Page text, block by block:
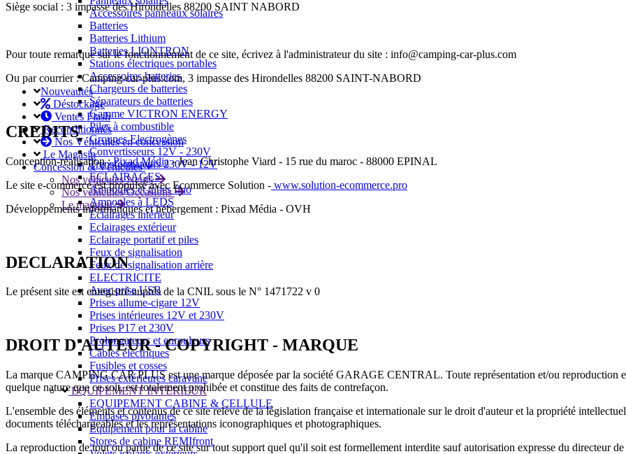
Accessoires panneaux solaires
Batteries
Batteries Lithium
Batteries LIONTRON
Stations électriques portables
Accessoires batteries
Chargeurs de batteries
Séparateurs de batteries
Gamme VICTRON ENERGY
Piles à combustible
Groupes Electrogènes
Convertisseurs 12V - 230V
Transformateurs 230V - 12V
ECLAIRAGES
Ampoules et tubes fluo
Ampoules à LEDS
Eclairages intérieur
Eclairages extérieur
Eclairage portatif et piles
Feux de signalisation
Feux de signalisation arrière
ELECTRICITE
Avec prise USB
Prises allume-cigare 12V
Prises intérieures 12V et 230V
Prises P17 et 230V
Prolongateurs et enrouleurs
Câbles électriques
Fusibles et cosses
Prises extérieures caravane
EQUIPEMENT INTERIEUR
EQUIPEMENT CABINE & CELLULE
Embases pivotantes
Equipement pour la cabine
Stores de cabine REMIfront
Nouveautés
Déstockage
Ventes Flash
Reconditionnés
Nos Véhicules en concession
Le Magasin
Concession & Véhicules
Nos véhicules Neufs
Nos véhicules Occasions
Le magasin
Siège social : 3 impasse des Hirondelles 88200 SAINT NABORD
Pour toute remarque sur le fonctionnement de ce site, écrivez à l'administrateur du site : info@camping-car-plus.com
Ou par courrier : Camping-car-plus.com, 3 impasse des Hirondelles 88200 SAINT-NABORD
CREDITS
Conception-réalisation :Pixad Média- Jean Christophe Viard - 15 rue du maroc - 88000 EPINAL
Le site e-commerce est propulsé avec Ecommerce Solution - www.solution-ecommerce.pro
Développements informatiques et hébergement : Pixad Média - OVH
DECLARATION
Le présent site est enregistré auprès de la CNIL sous le N° 1471722 v 0
DROIT D'AUTEUR - COPYRIGHT - MARQUE
La marque CAMPING CAR PLUS est une marque déposée par la société GARAGE CENTRAL. Toute représentation et/ou reproduction
quelque nature que ce soit, est totalement prohibée et constitue des faits de contrefaçon.
L'ensemble des éléments et contenus de ce site relève de la législation française et internationale sur le droit d'auteur et la propriété
documents téléchargeables et les représentations iconographiques et photographiques.
La reproduction de tout ou partie de ce site sur tout support quel qu'il soit est formellement interdite sauf autorisation expresse du directeur